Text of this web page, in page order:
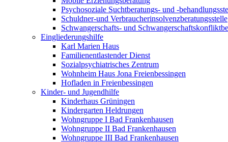
Psychosoziale Suchtberatungs- und -
Schuldner-und Verbraucherinsolvenzberatungsstelle
Schwangerschafts- und
Eingliederungshilfe
Karl Marien Haus
Familienentlastender Dienst
Sozialpsychiatrisches Zentrum
Wohnheim Haus Jona Freienbessingen
Hofladen in Freienbessingen
Kinder- und Jugendhilfe
Kinderhaus Grüningen
Kindergarten Heldrungen
Wohngruppe I Bad Frankenhausen
Wohngruppe II Bad Frankenhausen
Wohngruppe III Bad Frankenhausen